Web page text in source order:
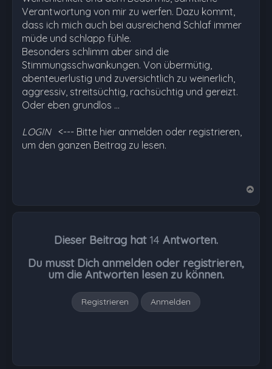
Verantwortung von mir zu werfen. Dazu kommt,
dass ich mich auch bei ausreichend Schlaf immer
müde und schlapp fühle.
Besonders schlimm aber sind die
Stimmungsschwankungen. Von übermütig,
abenteuerlustig und zuversichtlich zu weinerlich,
aggressiv, streitsüchtig, rachsüchtig und gereizt.
Oder eben grundlos …
LOGIN <--- Bitte hier anmelden oder registrieren,
um den ganzen Beitrag zu lesen.
Dieser Beitrag hat 14 Antworten.
Du musst Dich anmelden oder registrieren,
um die Antworten lesen zu können.
Registrieren Anmelden